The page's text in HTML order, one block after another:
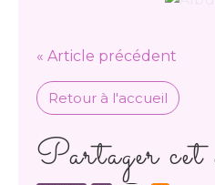
« Article précédent
Retour à l'accueil
Partager